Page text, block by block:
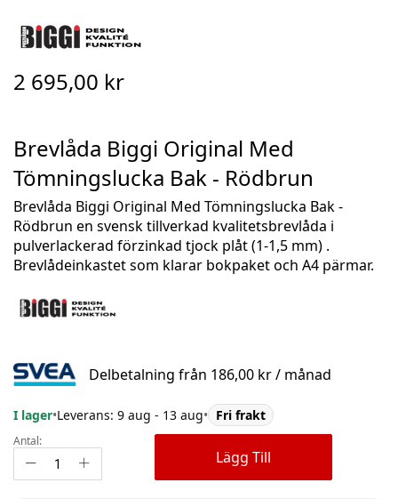
Skip
to
beginning
images
2 695,00 kr
Brevlåda Biggi Original Med
Tömningslucka Bak - Rödbrun
Brevlåda Biggi Original Med Tömningslucka Bak -
Rödbrun en svensk tillverkad kvalitetsbrevlåda i
pulverlackerad förzinkad tjock plåt (1-1,5 mm) .
Brevlådeinkastet som klarar bokpaket och A4 pärmar.
Delbetalning från 186,00 kr/ månad
I lager•Leverans: 9 aug - 13 aug• Fri frakt
Antal:
Lägg Till